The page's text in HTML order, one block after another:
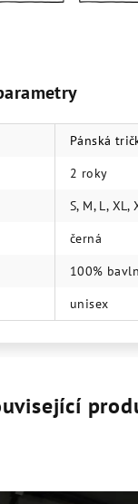
Pánská
2 roky
S, M, L, XL,
černá
100%
unisex